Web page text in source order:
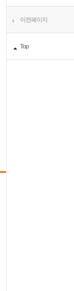
이전페이지
Top